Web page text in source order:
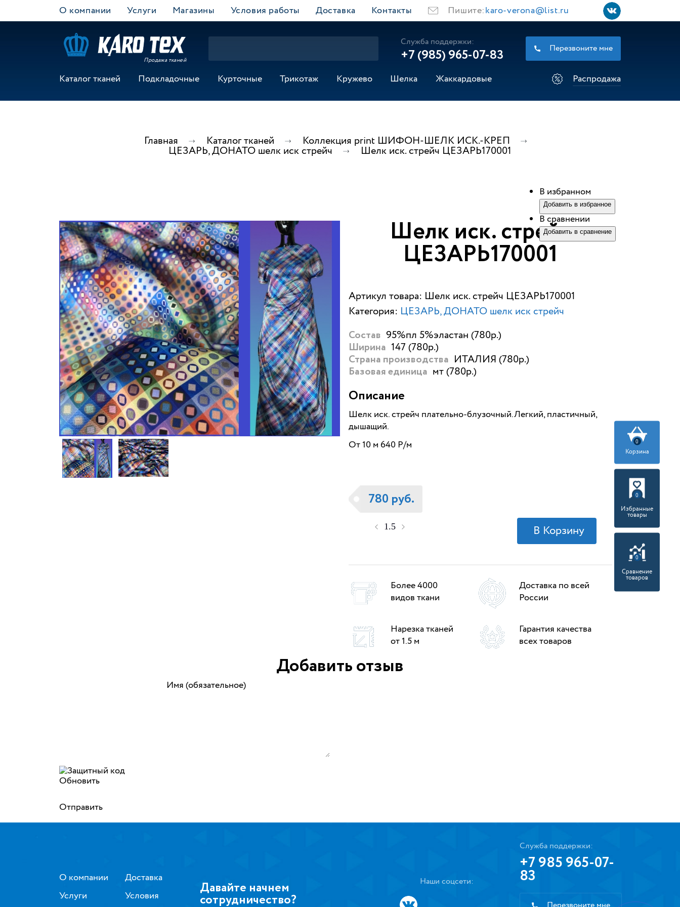
О компании Услуги Магазины Условия работы Доставка Контакты Пишите:karo-verona@list.ru
Продажа тканей
Служба поддержки:
+7 (985) 965-07-83
Перезвоните мне
Каталог тканей Подкладочные Курточные Трикотаж Кружево Шелка Жаккардовые Распродажа
Главная Каталог тканей Коллекция print ШИФОН-ШЕЛК ИСК.-КРЕП
ЦЕЗАРЬ, ДОНАТО шелк иск стрейч Шелк иск. стрейч ЦЕЗАРЬ170001
Шелк иск. стрейч
ЦЕЗАРЬ170001
Артикул товара: Шелк иск. стрейч ЦЕЗАРЬ170001
Категория: ЦЕЗАРЬ, ДОНАТО шелк иск стрейч
Состав 95%пл 5%эластан (780р.)
Ширина 147 (780р.)
Страна производства ИТАЛИЯ (780р.)
Базовая единица мт (780р.)
Описание
Шелк иск. стрейч плательно-блузочный.Легкий, пластичный,
дышащий.
От 10 м 640 Р/м
780 руб.
В избранном
Добавить в избранное
В сравнении
Добавить в сравнение
Более 4000
видов ткани
Доставка по всей
России
Нарезка тканей
от 1.5 м
Гарантия качества
всех товаров
Добавить отзыв
Имя (обязательное)
Обновить
Отправить
0
Корзина
0
Избранные
товары
0
Сравнение
товаров
О компании
Услуги
Доставка
Условия
Давайте начнем
сотрудничество?
Наши соцсети:
Служба поддержки:
+7 985 965-07-
83